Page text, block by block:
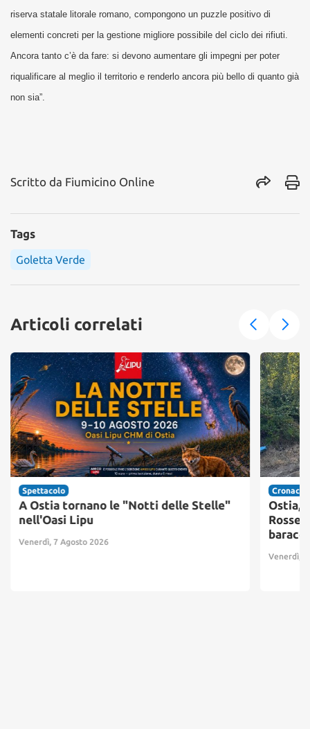
riserva statale litorale romano, compongono un puzzle positivo di
elementi concreti per la gestione migliore possibile del ciclo dei rifiuti.
Ancora tanto c’è da fare: si devono aumentare gli impegni per poter
riqualificare al meglio il territorio e renderlo ancora più bello di quanto già
non sia”.
Scritto da Fiumicino Online
Tags
Goletta Verde
Articoli correlati
Spettacolo
A Ostia tornano le "Notti delle Stelle"
nell'Oasi Lipu
Venerdì, 7 Agosto 2026
Cronaca
Ostia,
Rosse:
Venerdì, 7